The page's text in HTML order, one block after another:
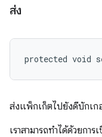
ส่ง
protected void
ส่งแพ็กเก็ตไปยังดีบักเก
เราสามารถทำได้ด้วยกา